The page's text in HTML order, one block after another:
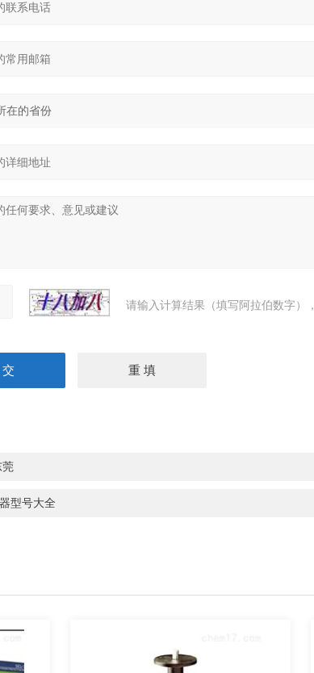
请输入计算结果（填写阿拉伯数字）
莞
型号大全